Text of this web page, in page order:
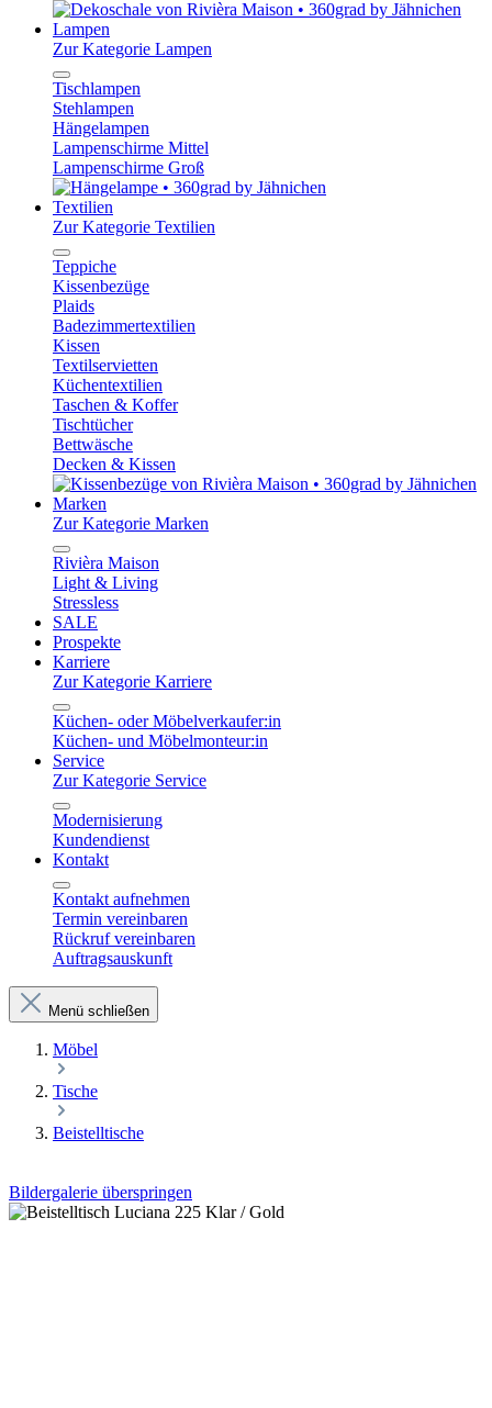
Lampen
Zur Kategorie Lampen
Tischlampen
Stehlampen
Hängelampen
Lampenschirme Mittel
Lampenschirme Groß
Textilien
Zur Kategorie Textilien
Teppiche
Kissenbezüge
Plaids
Badezimmertextilien
Kissen
Textilservietten
Küchentextilien
Taschen & Koffer
Tischtücher
Bettwäsche
Decken & Kissen
Marken
Zur Kategorie Marken
Rivièra Maison
Light & Living
Stressless
SALE
Prospekte
Karriere
Zur Kategorie Karriere
Küchen- oder Möbelverkaufer:in
Küchen- und Möbelmonteur:in
Service
Zur Kategorie Service
Modernisierung
Kundendienst
Kontakt
Kontakt aufnehmen
Termin vereinbaren
Rückruf vereinbaren
Auftragsauskunft
Menü schließen
Möbel
Tische
Beistelltische
Bildergalerie überspringen